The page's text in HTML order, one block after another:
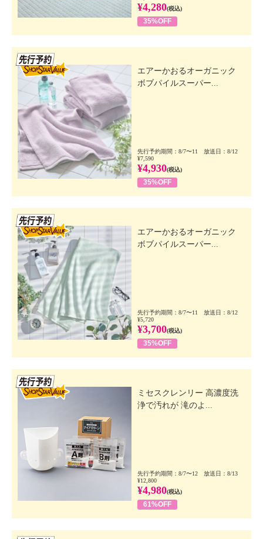
¥4,280(税込)
35%OFF
エアーかおるオーガニック
ボブパイルスーパー...
先行予約期間：8/7〜11 放送日：8/12
¥7,590
¥4,930(税込)
35%OFF
エアーかおるオーガニック
ボブパイルスーパー...
先行予約期間：8/7〜11 放送日：8/12
¥5,720
¥3,700(税込)
35%OFF
ミセスクレンリー 高濃度洗
浄で汚れが 滝のよ...
先行予約期間：8/7〜12 放送日：8/13
¥12,800
¥4,980(税込)
61%OFF